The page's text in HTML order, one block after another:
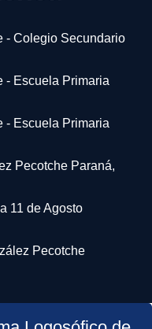
- Colegio Secundario
- Escuela Primaria
- Escuela Primaria
Pecotche Paraná,
11 de Agosto
Pecotche